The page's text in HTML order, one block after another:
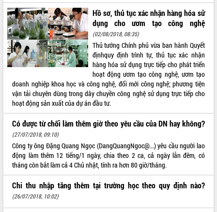
Hồ sơ, thủ tục xác nhận hàng hóa sử
dụng cho ươm tạo công nghệ
(02/08/2018, 08:35)
Thủ tướng Chính phủ vừa ban hành Quyết
địnhquy định trình tự, thủ tục xác nhận
hàng hóa sử dụng trực tiếp cho phát triển
hoạt động ươm tạo công nghệ, ươm tạo
doanh nghiệp khoa học và công nghệ, đổi mới công nghệ; phương tiện
vận tải chuyên dùng trong dây chuyền công nghệ sử dụng trực tiếp cho
hoạt động sản xuất của dự án đầu tư.
Có được từ chối làm thêm giờ theo yêu cầu của DN hay không?
(27/07/2018, 09:10)
Công ty ông Đặng Quang Ngọc (DangQuangNgoc@...) yêu cầu người lao
động làm thêm 12 tiếng/1 ngày, chia theo 2 ca, cả ngày lẫn đêm, có
tháng còn bắt làm cả 4 Chủ nhật, tính ra hơn 80 giờ/tháng.
Chi thu nhập tăng thêm tại trường học theo quy định nào?
(26/07/2018, 10:02)